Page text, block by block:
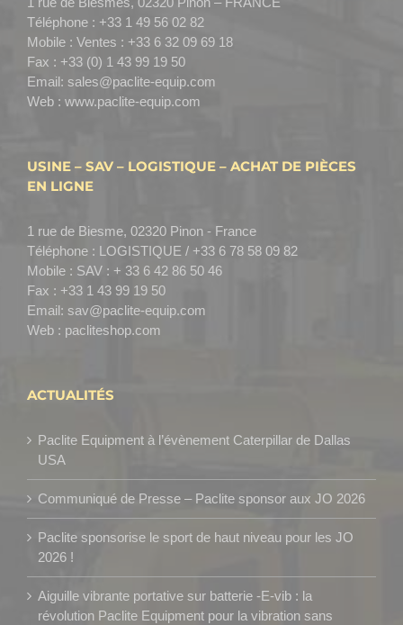
Téléphone : +33 1 49 56 02 82
Mobile : Ventes : +33 6 32 09 69 18
Fax : +33 (0) 1 43 99 19 50
Email: sales@paclite-equip.com
Web : www.paclite-equip.com
USINE – SAV – LOGISTIQUE – ACHAT DE PIÈCES
EN LIGNE
1 rue de Biesme, 02320 Pinon - France
Téléphone : LOGISTIQUE / +33 6 78 58 09 82
Mobile : SAV : + 33 6 42 86 50 46
Fax : +33 1 43 99 19 50
Email: sav@paclite-equip.com
Web : pacliteshop.com
ACTUALITÉS
Paclite Equipment à l’évènement Caterpillar de Dallas
USA
Communiqué de Presse – Paclite sponsor aux JO 2026
Paclite sponsorise le sport de haut niveau pour les JO
2026 !
Aiguille vibrante portative sur batterie -E-vib : la
révolution Paclite Equipment pour la vibration sans